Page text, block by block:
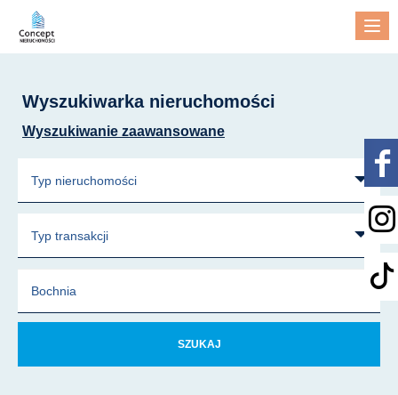
Wyszukiwarka nieruchomości
Wyszukiwanie zaawansowane
Typ nieruchomości
Typ transakcji